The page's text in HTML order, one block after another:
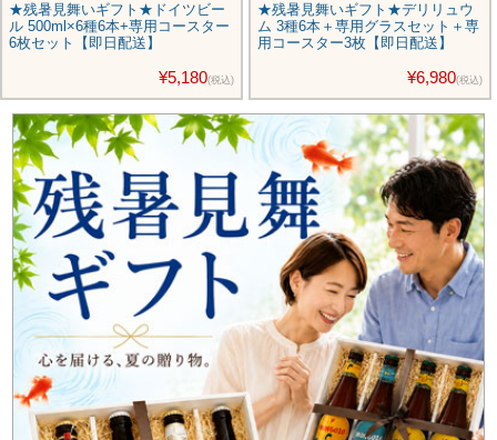
★残暑見舞いギフト★ドイツビー
ル 500ml×6種6本+専用コースター
6枚セット【即日配送】
¥5,180(税込)
★残暑見舞いギフト★デリリュウ
ム 3種6本＋専用グラスセット＋専
用コースター3枚【即日配送】
¥6,980(税込)